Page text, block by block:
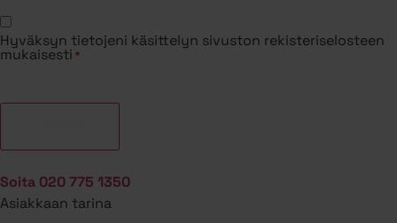
Suostumus
*
Hyväksyn tietojeni käsittelyn sivuston rekisteriselosteen
mukaisesti *
Soita 020 775 1350
Asiakkaan tarina